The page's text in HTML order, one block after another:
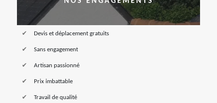
Devis et déplacement gratuits
Sans engagement
Artisan passionné
Prix imbattable
Travail de qualité